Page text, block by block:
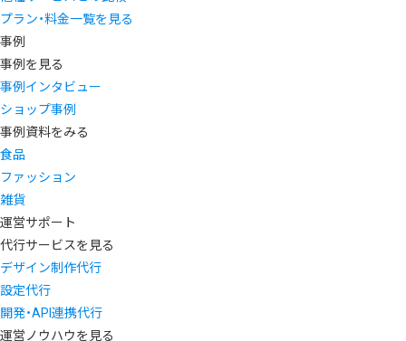
プラン・料金一覧を見る
事例
事例を見る
事例インタビュー
ショップ事例
事例資料をみる
食品
ファッション
雑貨
運営サポート
代行サービスを見る
デザイン制作代行
設定代行
開発・API連携代行
運営ノウハウを見る